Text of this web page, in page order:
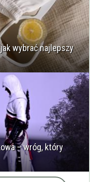
wybrać najlepszy
– wróg, który